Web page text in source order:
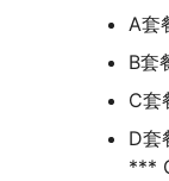
A套
B套
C套
D套
***